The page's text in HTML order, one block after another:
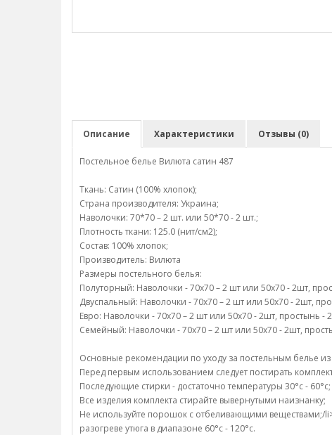
Описание Характеристики Отзывы (0)
Постельное белье Вилюта сатин 487
Ткань: Сатин (100% хлопок);
Страна производителя: Украина;
Наволочки: 70*70 – 2 шт. или 50*70 - 2 шт.;
Плотность ткани: 125.0 (нит/см2);
Состав: 100% хлопок;
Производитель: Вилюта
Размеры постельного белья:
Полуторный: Наволочки - 70х70 – 2 шт или 50х70 - 2шт,
Двуспальный: Наволочки - 70х70 – 2 шт или 50х70 - 2шт,
Евро: Наволочки - 70х70 – 2 шт или 50х70 - 2шт, простынь -
Семейный: Наволочки - 70х70 – 2 шт или 50х70 - 2шт,
Основные рекомендации по уходу за постельным белье из
Перед первым использованием следует постирать
Последующие стирки - достаточно температуры 30°c - 60°c;
Все изделия комплекта стирайте вывернутыми наизнанку;
Не используйте порошок с отбеливающими веществами;/
разогреве утюга в диапазоне 60°c - 120°c.